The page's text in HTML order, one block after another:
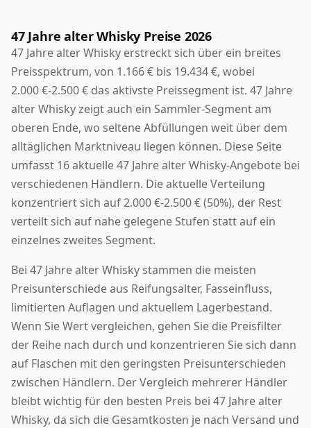
47 Jahre alter Whisky Preise 2026
47 Jahre alter Whisky erstreckt sich über ein breites
Preisspektrum, von 1.166 € bis 19.434 €, wobei
2.000 €-2.500 € das aktivste Preissegment ist. 47 Jahre
alter Whisky zeigt auch ein Sammler-Segment am
oberen Ende, wo seltene Abfüllungen weit über dem
alltäglichen Marktniveau liegen können. Diese Seite
umfasst 16 aktuelle 47 Jahre alter Whisky-Angebote bei
verschiedenen Händlern. Die aktuelle Verteilung
konzentriert sich auf 2.000 €-2.500 € (50%), der Rest
verteilt sich auf nahe gelegene Stufen statt auf ein
einzelnes zweites Segment.
Bei 47 Jahre alter Whisky stammen die meisten
Preisunterschiede aus Reifungsalter, Fasseinfluss,
limitierten Auflagen und aktuellem Lagerbestand.
Wenn Sie Wert vergleichen, gehen Sie die Preisfilter
der Reihe nach durch und konzentrieren Sie sich dann
auf Flaschen mit den geringsten Preisunterschieden
zwischen Händlern. Der Vergleich mehrerer Händler
bleibt wichtig für den besten Preis bei 47 Jahre alter
Whisky, da sich die Gesamtkosten je nach Versand und